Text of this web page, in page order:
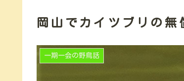
岡山でカイツブリの
一期一会の野鳥話